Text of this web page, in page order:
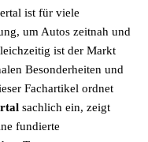
ist für viele
um Autos zeitnah und
ist der Markt
Besonderheiten und
Fachartikel ordnet
sachlich ein, zeigt
fundierte